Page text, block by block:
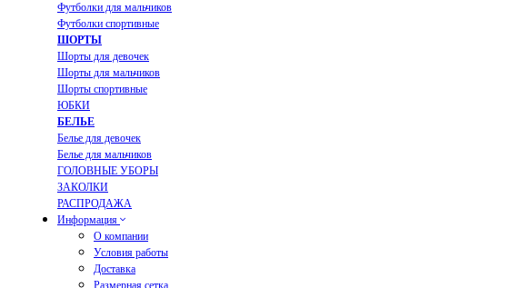
Футболки для мальчиков
Футболки спортивные
ШОРТЫ
Шорты для девочек
Шорты для мальчиков
Шорты спортивные
ЮБКИ
БЕЛЬЕ
Белье для девочек
Белье для мальчиков
ГОЛОВНЫЕ УБОРЫ
ЗАКОЛКИ
РАСПРОДАЖА
Информация
О компании
Условия работы
Доставка
Размерная сетка